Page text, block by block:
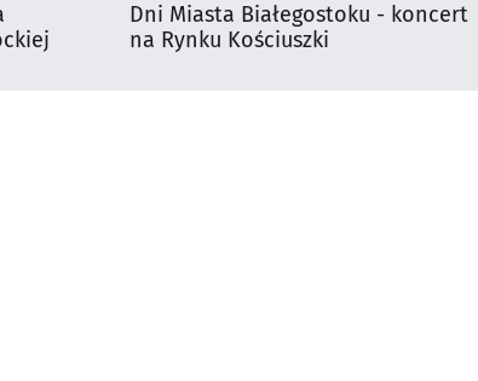
Dni Miasta Białegostoku - koncert
na Rynku Kościuszki